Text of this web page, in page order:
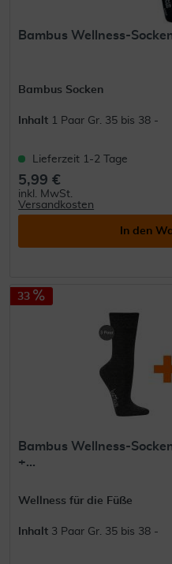
Bambus Wellness-
Bambus Socken
Inhalt 1 Paar Gr. 35 bis 38 -
Lieferzeit 1-2 Tage
5,99 €
inkl. MwSt.
Versandkosten
In den
33
Bambus Wellness-
+...
Wellness für die Füße
Inhalt 3 Paar Gr. 35 bis 38 -